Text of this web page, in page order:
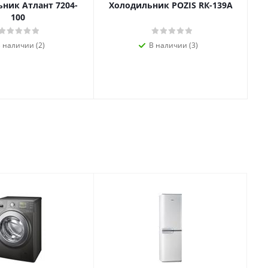
Атлант 7204-
100
наличии (2)
Холодильник POZIS RК-139А
В наличии (3)